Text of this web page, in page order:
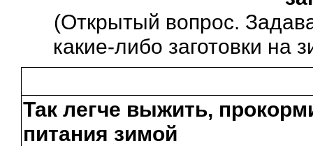
(Открытый вопрос.
какие-либо заготовки на
Так легче выжить,
питания зимой